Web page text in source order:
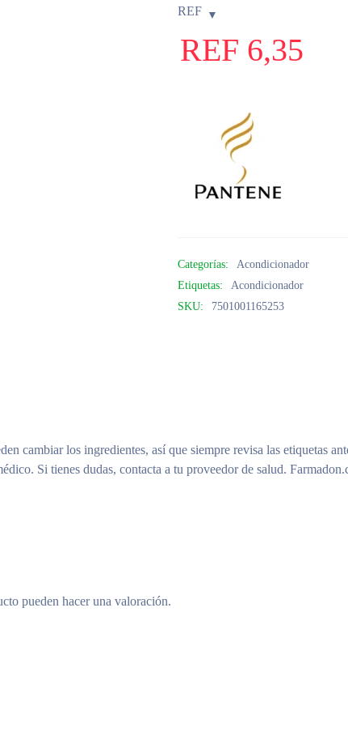
REF
REF 6,35
Categorías:
Acondicionador
Etiquetas:
Acondicionador
SKU:
7501001165253
cambiar los ingredientes, así que siempre revisa las etiquetas
Si tienes dudas, contacta a tu proveedor de salud.
pueden hacer una valoración.